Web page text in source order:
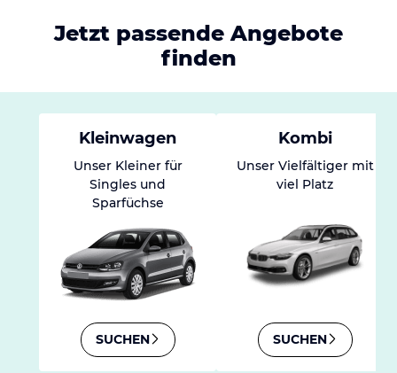
Jetzt passende Angebote
finden
Kleinwagen
Unser Kleiner für
Singles und
Sparfüchse
SUCHEN
Kombi
Unser Vielfältiger mit
viel Platz
SUCHEN